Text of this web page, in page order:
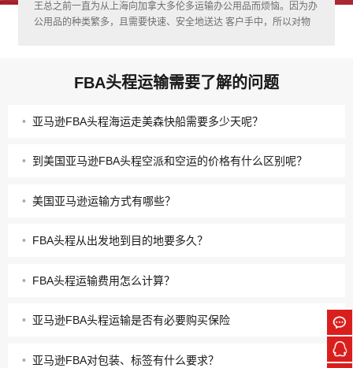
而烦恼。因为办
中，所以对物
上海某商贸公司的何小姐，运输运动背包到加拿大，
客户转介绍，并在百度搜索雄达国际物流，感觉雄达
FBA头程运输需要了解的问题
• 亚马逊FBA头程海运走美森快船需要多少天呢？
• 到美国亚马逊FBA头程空派和空运的价格有什么区别呢？
• 美国亚马逊运输方式有哪些？
• FBA头程从出发地到目的地要多久？
• FBA头程运输费用怎么计算？
• 亚马逊FBA头程运输是否有必要购买保险
• 亚马逊FBA对包装、标签有什么要求？